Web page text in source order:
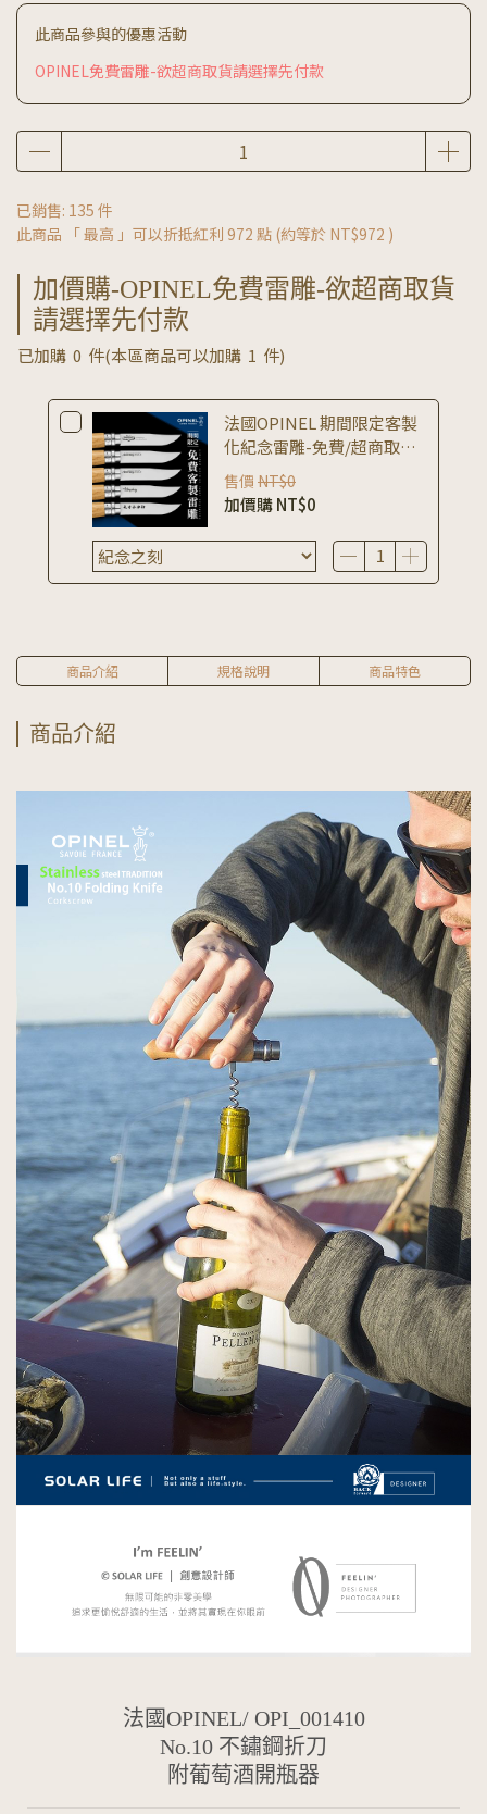
此商品參與的優惠活動
OPINEL免費雷雕-欲超商取貨請選擇先付款
已銷售: 135 件
此商品 「 最高 」可以折抵紅利 972 點 (約等於 NT$972 )
加價購-OPINEL免費雷雕-欲超商取貨
請選擇先付款
已加購 0 件(本區商品可以加購 1 件)
法國OPINEL 期間限定客製
化紀念雷雕-免費/超商取貨
請選擇先付款
售價 NT$0
加價購NT$0
商品介紹 規格說明 商品特色
商品介紹
法國OPINEL/ OPI_001410
No.10 不鏽鋼折刀
附葡萄酒開瓶器